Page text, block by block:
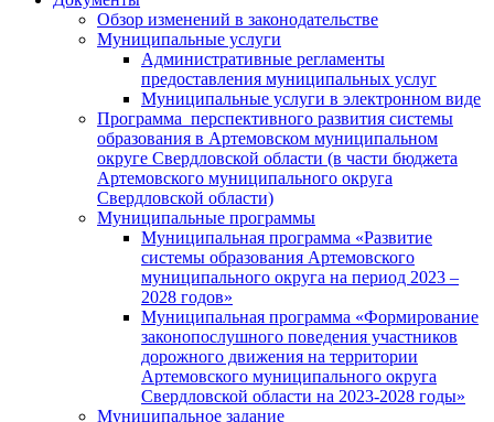
Обзор изменений в законодательстве
Муниципальные услуги
Административные регламенты
предоставления муниципальных услуг
Муниципальные услуги в электронном виде
Программа перспективного развития системы
образования в Артемовском муниципальном
округе Свердловской области (в части бюджета
Артемовского муниципального округа
Свердловской области)
Муниципальные программы
Муниципальная программа «Развитие
системы образования Артемовского
муниципального округа на период 2023 –
2028 годов»
Муниципальная программа «Формирование
законопослушного поведения участников
дорожного движения на территории
Артемовского муниципального округа
Свердловской области на 2023-2028 годы»
Муниципальное задание